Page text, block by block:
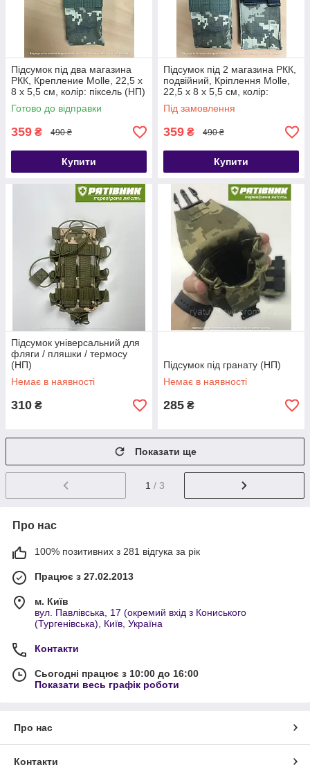
Підсумок під два магазина
РКК, Крепление Molle, 22,5 х
8 х 5,5 см, колір: піксель (НП)
Готово до відправки
359 ₴ 490 ₴
Купити
Підсумок під 2 магазина РКК,
подвійний, Кріплення Molle,
22,5 х 8 х 5,5 см, колір:
піксель (А)
Під замовлення
359 ₴ 490 ₴
Купити
Підсумок універсальний для
фляги / пляшки / термосу
(НП)
Немає в наявності
310 ₴
Підсумок під гранату (НП)
Немає в наявності
285 ₴
Показати ще
1 / 3
Про нас
100% позитивних з 281 відгука за рік
Працює з 27.02.2013
м. Київ
вул. Павлівська, 17 (окремий вхід з Кониського
(Тургенівська), Київ, Україна
Контакти
Сьогодні працює з 10:00 до 16:00
Показати весь графік роботи
Про нас
Контакти